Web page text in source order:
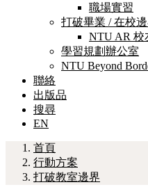
職場實習
打破畢業 / 在校
NTU AR 校
學習規劃辦公室
NTU Beyond
聯絡
出版品
搜尋
EN
首頁
行動方案
打破教室邊界